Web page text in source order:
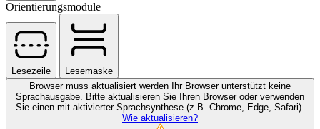
Orientierungsmodule
Lesezeile
Lesemaske
Browser muss aktualisiert werden
Ihr Browser unterstützt keine
Sprachausgabe. Bitte aktualisieren Sie Ihren Browser oder verwenden
Sie einen mit aktivierter Sprachsynthese (z.B. Chrome, Edge, Safari).
Wie aktualisieren?